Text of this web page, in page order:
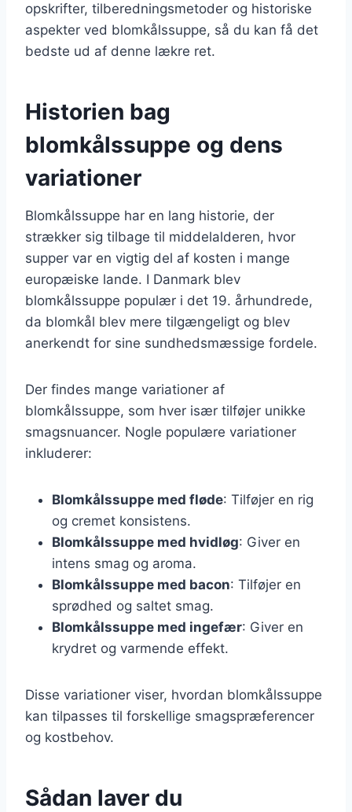
opskrifter, tilberedningsmetoder og historiske
aspekter ved blomkålssuppe, så du kan få det
bedste ud af denne lækre ret.
Historien bag
blomkålssuppe og dens
variationer
Blomkålssuppe har en lang historie, der
strækker sig tilbage til middelalderen, hvor
supper var en vigtig del af kosten i mange
europæiske lande. I Danmark blev
blomkålssuppe populær i det 19. århundrede,
da blomkål blev mere tilgængeligt og blev
anerkendt for sine sundhedsmæssige fordele.
Der findes mange variationer af
blomkålssuppe, som hver især tilføjer unikke
smagsnuancer. Nogle populære variationer
inkluderer:
Blomkålssuppe med fløde: Tilføjer en rig
og cremet konsistens.
Blomkålssuppe med hvidløg: Giver en
intens smag og aroma.
Blomkålssuppe med bacon: Tilføjer en
sprødhed og saltet smag.
Blomkålssuppe med ingefær: Giver en
krydret og varmende effekt.
Disse variationer viser, hvordan blomkålssuppe
kan tilpasses til forskellige smagspræferencer
og kostbehov.
Sådan laver du